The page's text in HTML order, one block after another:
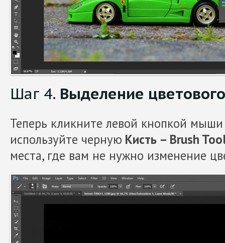
Шаг 4. Выделение
Теперь кликните левой кнопкой
используйте черную Кисть – Brush
места, где вам не нужно изменение